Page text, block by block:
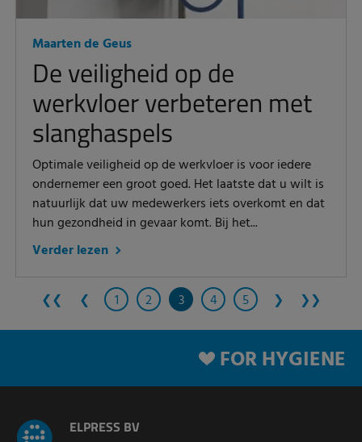
Maarten de Geus
De veiligheid op de
werkvloer verbeteren met
slanghaspels
Optimale veiligheid op de werkvloer is voor iedere
ondernemer een groot goed. Het laatste dat u wilt is
natuurlijk dat uw medewerkers iets overkomt en dat
hun gezondheid in gevaar komt. Bij het...
Verder lezen
❮❮ ❮ 1 2 3 4 5 ❯ ❯❯
FOR HYGIENE
ELPRESS BV